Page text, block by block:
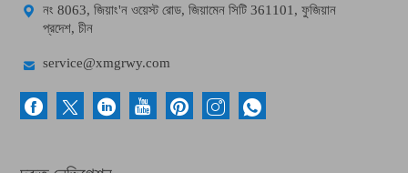

নং 8063, জিয়াং'ন ওয়েস্ট রোড, জিয়ামেন সিটি 361101, ফুজিয়ান
প্রদেশ, চীন
 service@xmgrwy.com